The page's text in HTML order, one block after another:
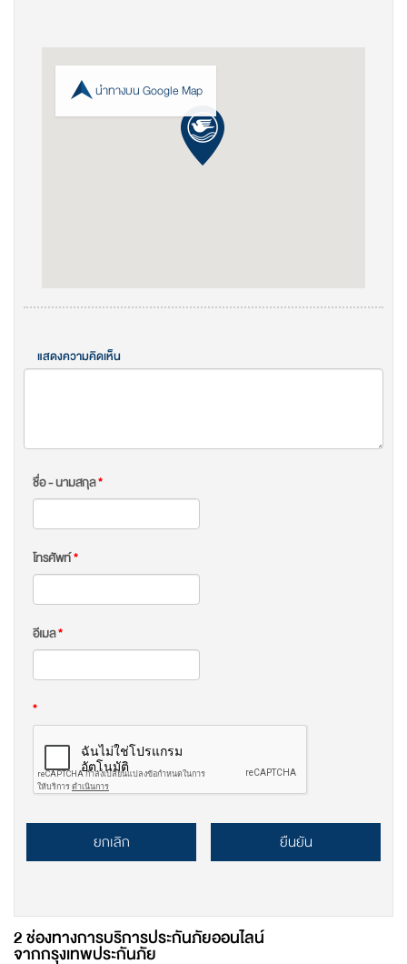
นำทางบน Google Map
แสดงความคิดเห็น
ชื่อ - นามสกุล*
โทรศัพท์*
อีเมล*
*
ยกเลิก ยืนยัน
2 ช่องทางการบริการประกันภัยออนไลน์
จากกรุงเทพประกันภัย